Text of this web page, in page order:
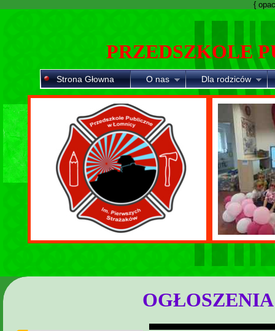
{
PRZEDSZKOLE
Strona Głowna O nas Dla rodziców